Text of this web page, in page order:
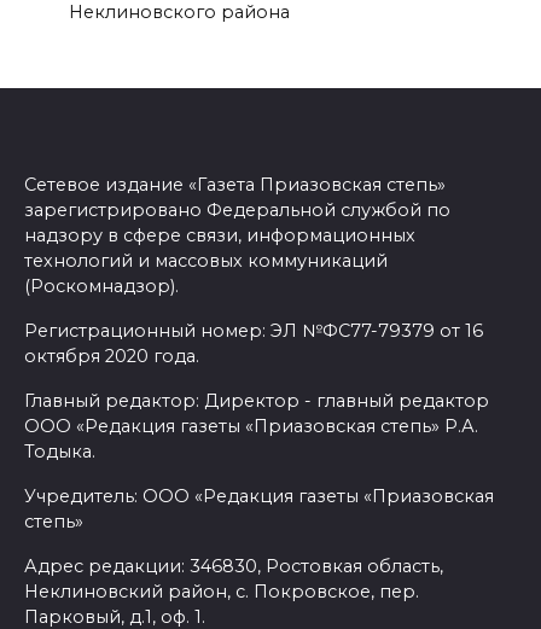
Неклиновского района
Сетевое издание «Газета Приазовская степь»
зарегистрировано Федеральной службой по
надзору в сфере связи, информационных
технологий и массовых коммуникаций
(Роскомнадзор).
Регистрационный номер: ЭЛ №ФС77-79379 от 16
октября 2020 года.
Главный редактор: Директор - главный редактор
ООО «Редакция газеты «Приазовская степь» Р.А.
Тодыка.
Учредитель: ООО «Редакция газеты «Приазовская
степь»
Адрес редакции: 346830, Ростовкая область,
Неклиновский район, с. Покровское, пер.
Парковый, д.1, оф. 1.